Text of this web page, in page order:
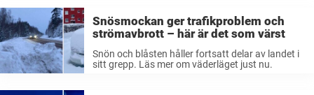
Snösmockan ger trafikproblem och
strömavbrott – här är det som värst
Snön och blåsten håller fortsatt delar av landet i
sitt grepp. Läs mer om väderläget just nu.